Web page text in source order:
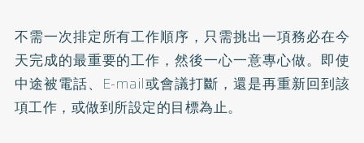
不需一次排定所有工作順序，只需挑出一項務必在今
天完成的最重要的工作，然後一心一意專心做。即使
中途被電話、E-mail或會議打斷，還是再重新回到該
項工作，或做到所設定的目標為止。